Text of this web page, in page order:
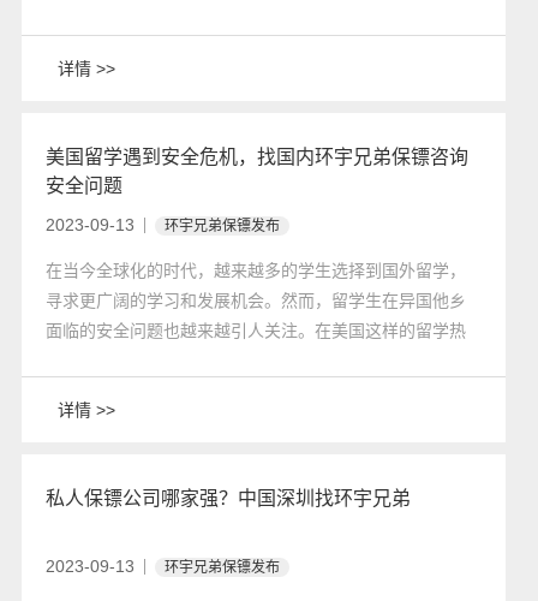
详情 >>
美国留学遇到安全危机，找国内环宇兄弟保镖咨询
安全问题
2023-09-13 环宇兄弟保镖发布
在当今全球化的时代，越来越多的学生选择到国外留学，
寻求更广阔的学习和发展机会。然而，留学生在异国他乡
面临的安全问题也越来越引人关注。在美国这样的留学热
求专业的保镖服务，其中环宇兄弟保镖公司成为他们的首
详情 >>
私人保镖公司哪家强？中国深圳找环宇兄弟
2023-09-13 环宇兄弟保镖发布